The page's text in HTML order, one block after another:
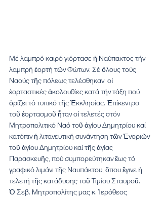
Μέ λαμπρό καιρό γιόρτασε ἡ Ναύπακτος τήν
λαμπρή ἑορτή τῶν Φώτων. Σέ ὅλους τούς
Ναούς τῆς πόλεως τελέσθηκαν  οἱ
ἑορταστικές ἀκολουθίες κατά τήν τάξη πού
ὁρίζει τό τυπικό τῆς Ἐκκλησίας. Ἐπίκεντρο
τοῦ ἑορτασμοῦ ἦταν οἱ τελετές στόν
Μητροπολιτικό Ναό τοῦ ἁγίου Δημητρίου καί
κατόπιν ἡ λιτανευτική συνάντηση τῶν Ἐνοριῶν
τοῦ ἁγίου Δημητρίου καί τῆς ἁγίας
Παρασκευῆς, πού συμπορεύτηκαν ἕως τό
γραφικό λιμάνι τῆς Ναυπάκτου, ὅπου ἔγινε ἡ
τελετή τῆς κατάδυσης τοῦ Τιμίου Σταυροῦ.
Ὁ Σεβ. Μητροπολίτης μας κ. Ἱερόθεος